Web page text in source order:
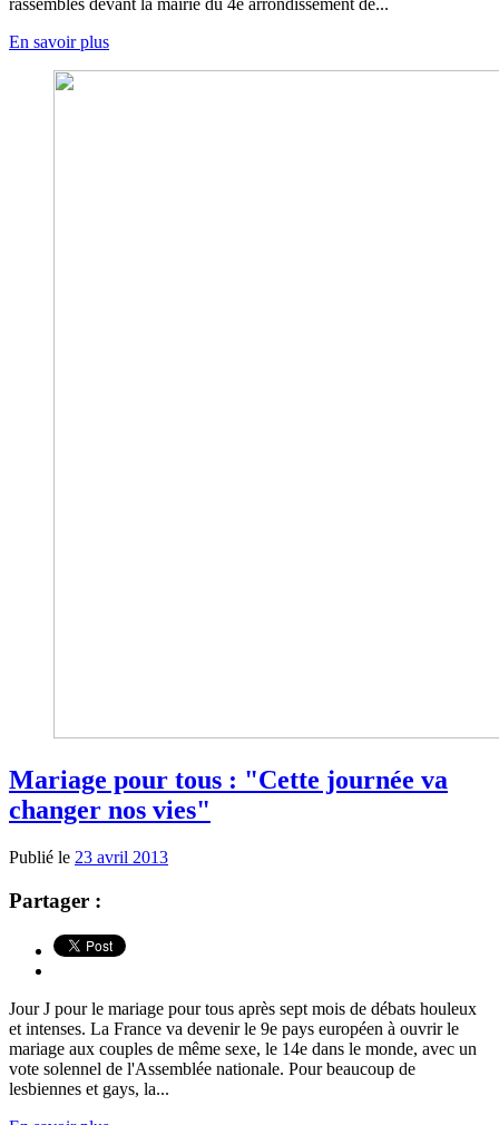
rassemblés devant la mairie du 4e arrondissement de...
En savoir plus
Mariage pour tous : "Cette journée va
changer nos vies"
Publié le 23 avril 2013
Partager :
Jour J pour le mariage pour tous après sept mois de débats houleux
et intenses. La France va devenir le 9e pays européen à ouvrir le
mariage aux couples de même sexe, le 14e dans le monde, avec un
vote solennel de l'Assemblée nationale. Pour beaucoup de
lesbiennes et gays, la...